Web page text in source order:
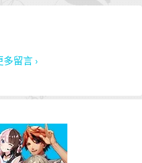
多留言 ›